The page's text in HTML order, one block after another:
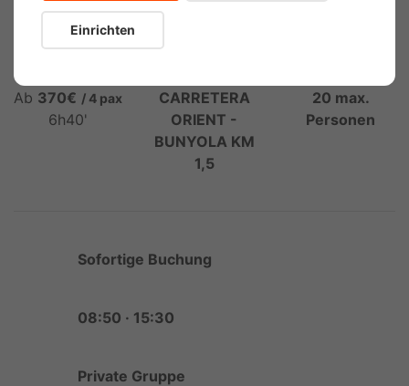
Ab 370€ / 4 pax
6h40'
CARRETERA
ORIENT -
BUNYOLA KM
1,5
20 max.
Personen
Sofortige Buchung
08:50 · 15:30
Private Gruppe
Einrichten